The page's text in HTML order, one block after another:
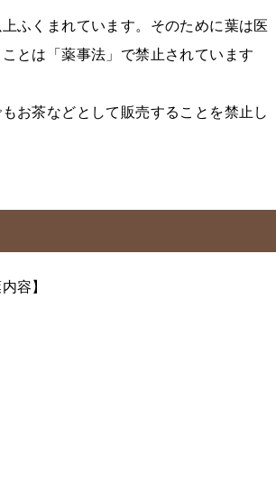
ふくまれています。そのために葉は医
とは「薬事法」で禁止されています
お茶などとして販売することを禁止し
容】